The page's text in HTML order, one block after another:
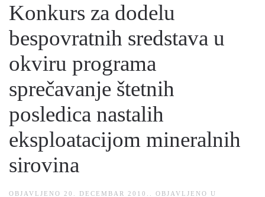
Konkurs za dodelu
bespovratnih sredstava u
okviru programa
sprečavanje štetnih
posledica nastalih
eksploatacijom mineralnih
sirovina
OBJAVLJENO 20. DECEMBAR 2010.
. OBJAVLJENO U